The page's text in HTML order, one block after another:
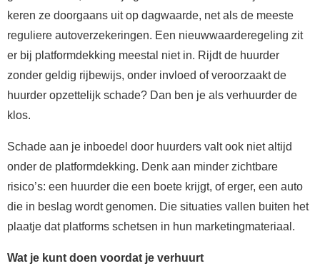
keren ze doorgaans uit op dagwaarde, net als de meeste
reguliere autoverzekeringen. Een nieuwwaarderegeling zit
er bij platformdekking meestal niet in. Rijdt de huurder
zonder geldig rijbewijs, onder invloed of veroorzaakt de
huurder opzettelijk schade? Dan ben je als verhuurder de
klos.
Schade aan je inboedel door huurders valt ook niet altijd
onder de platformdekking. Denk aan minder zichtbare
risico’s: een huurder die een boete krijgt, of erger, een auto
die in beslag wordt genomen. Die situaties vallen buiten het
plaatje dat platforms schetsen in hun marketingmateriaal.
Wat je kunt doen voordat je verhuurt